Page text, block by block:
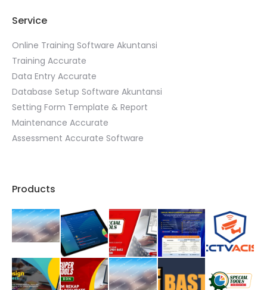
Service
Online Training Software Akuntansi
Training Accurate
Data Entry Accurate
Database Setup Software Akuntansi
Setting Form Template & Report
Maintenance Accurate
Assessment Accurate Software
Products